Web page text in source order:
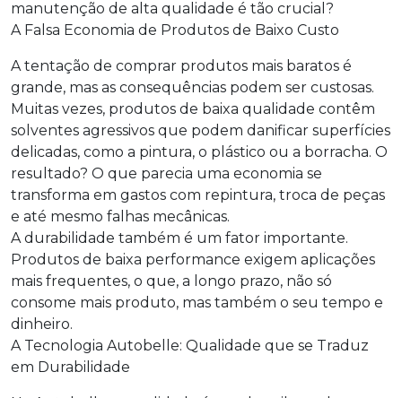
manutenção de alta qualidade é tão crucial?
A Falsa Economia de Produtos de Baixo Custo
A tentação de comprar produtos mais baratos é
grande, mas as consequências podem ser custosas.
Muitas vezes, produtos de baixa qualidade contêm
solventes agressivos que podem danificar superfícies
delicadas, como a pintura, o plástico ou a borracha. O
resultado? O que parecia uma economia se
transforma em gastos com repintura, troca de peças
e até mesmo falhas mecânicas.
A durabilidade também é um fator importante.
Produtos de baixa performance exigem aplicações
mais frequentes, o que, a longo prazo, não só
consome mais produto, mas também o seu tempo e
dinheiro.
A Tecnologia Autobelle: Qualidade que se Traduz
em Durabilidade